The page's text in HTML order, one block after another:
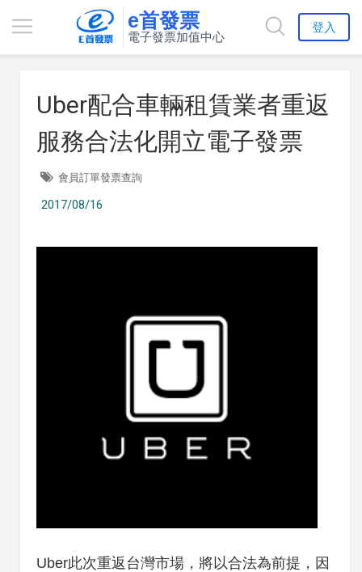
e首發票
電子發票加值中心
登入
Uber配合車輛租賃業者重返
服務合法化開立電子發票
會員訂單發票查詢
2017/08/16
Uber此次重返台灣市場，將以合法為前提，因